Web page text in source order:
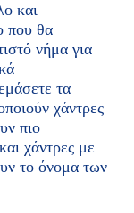
και
που θα
νήμα για
τα
χάντρες
πιο
χάντρες με
το όνομα των